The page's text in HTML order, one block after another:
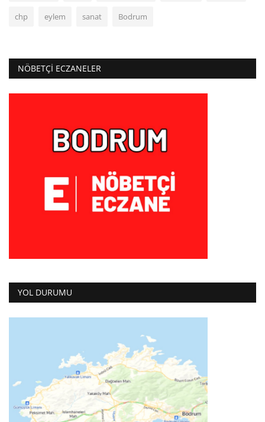
chp eylem sanat Bodrum
NÖBETÇI ECZANELER
YOL DURUMU